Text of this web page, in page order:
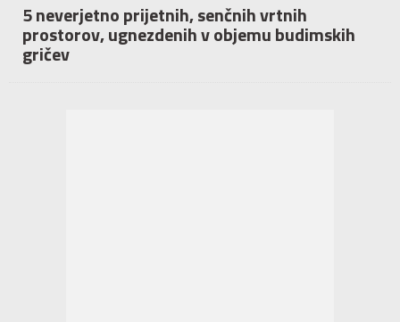
5 neverjetno prijetnih, senčnih vrtnih
prostorov, ugnezdenih v objemu budimskih
gričev